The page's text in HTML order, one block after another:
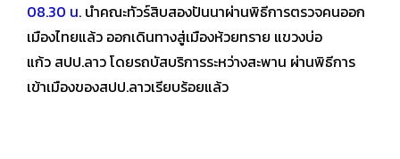
08.30 น. นำคณะทัวร์สิบสองปันนาผ่านพิธีการตรวจคนออก
เมืองไทยแล้ว ออกเดินทางสู่เมืองห้วยทราย แขวงบ่อ
แก้ว สปป.ลาว โดยรถบัสบริการระหว่างสะพาน ผ่านพิธีการ
เข้าเมืองของสปป.ลาวเรียบร้อยแล้ว